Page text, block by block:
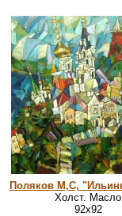
Поляков М,С,
Холст. Масло
92х92